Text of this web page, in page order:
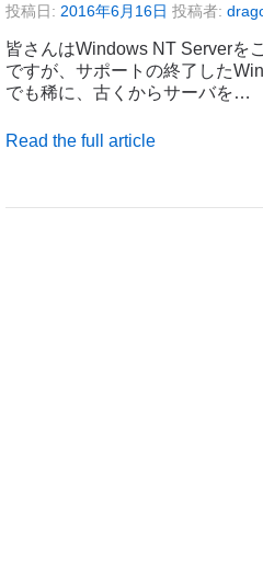
投稿日: 2016年6月16日 投稿者:
皆さんはWindows NT Serverを
ですが、サポートの終了した
でも稀に、古くからサーバを…
Read the full article